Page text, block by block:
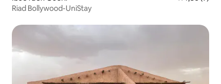
Riad Bollywood-UniStay